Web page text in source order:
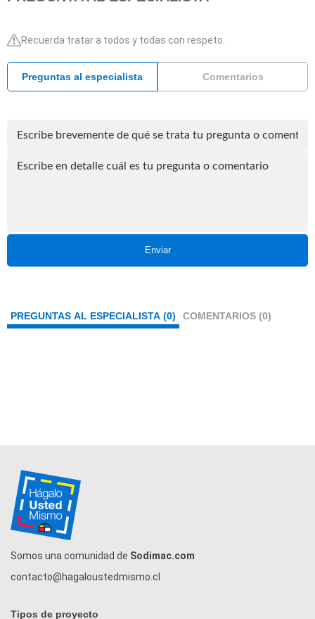
Recuerda tratar a todos y todas con respeto.
Preguntas al especialista Comentarios
Enviar
PREGUNTAS AL ESPECIALISTA (0) COMENTARIOS (0)
Somos una comunidad de Sodimac.com
contacto@hagaloustedmismo.cl
Tipos de proyecto